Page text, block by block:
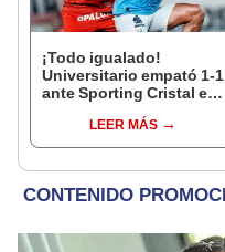
¡Todo igualado!
Universitario empató 1-1
ante Sporting Cristal en
por el Torneo Clausura
de la Liga 1 2026
LEER MÁS